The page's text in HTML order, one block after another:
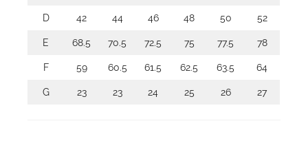
D 42 44 46 48 50 52
E 68.5 70.5 72.5 75 77.5 78
F 59 60.5 61.5 62.5 63.5 64
G 23 23 24 25 26 27